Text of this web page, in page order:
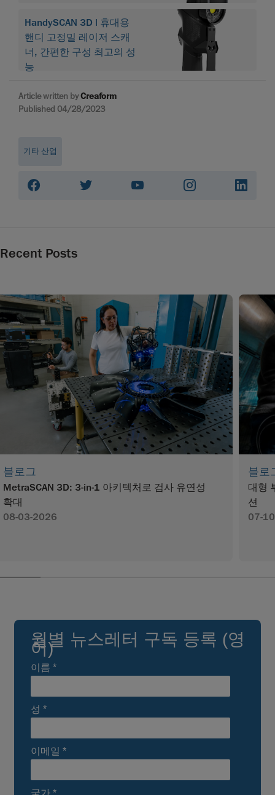
HandySCAN 3D | 휴대용
핸디 고정밀 레이저 스캐
너, 간편한 구성 최고의 성
능
Article written byCreaform
Published 04/28/2023
기타 산업
Recent Posts
블로그
MetraSCAN 3D: 3-in-1 아키텍처로 검사 유연성
확대
08-03-2026
블로
대형
션
07-